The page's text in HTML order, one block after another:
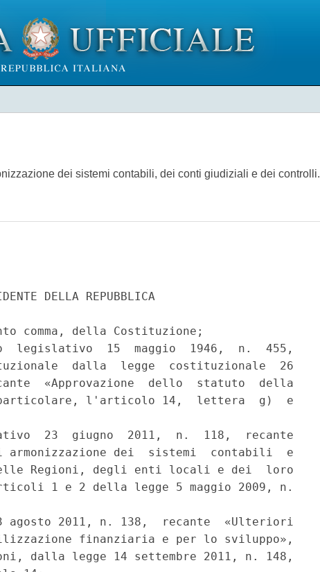
dei sistemi contabili, dei conti giudiziali e dei controlli.